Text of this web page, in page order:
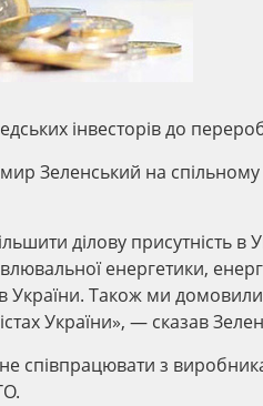
інвесторів до
Зеленський на
ділову присутність в
енергетики,
України. Також ми
України», — сказав
співпрацювати з